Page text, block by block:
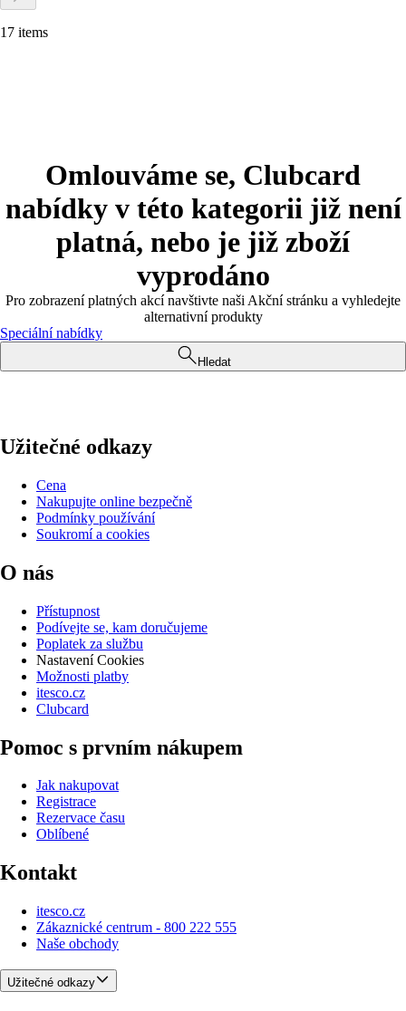
17 items
Omlouváme se, Clubcard
nabídky v této kategorii již není
platná, nebo je již zboží
vyprodáno
Pro zobrazení platných akcí navštivte naši Akční stránku a vyhledejte
alternativní produkty
Speciální nabídky
Hledat
Užitečné odkazy
Cena
Nakupujte online bezpečně
Podmínky používání
Soukromí a cookies
O nás
Přístupnost
Podívejte se, kam doručujeme
Poplatek za službu
Nastavení Cookies
Možnosti platby
itesco.cz
Clubcard
Pomoc s prvním nákupem
Jak nakupovat
Registrace
Rezervace času
Oblíbené
Kontakt
itesco.cz
Zákaznické centrum - 800 222 555
Naše obchody
Užitečné odkazy